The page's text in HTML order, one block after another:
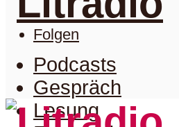
Folgen
Podcasts
Gespräch
Lesung